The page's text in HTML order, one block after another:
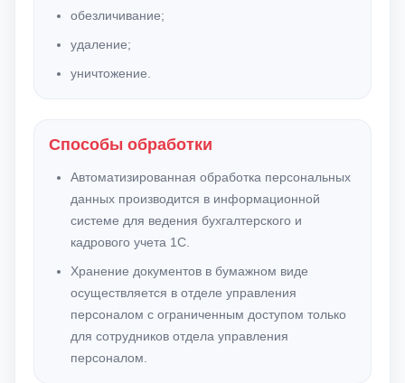
обезличивание;
удаление;
уничтожение.
Способы обработки
Автоматизированная обработка персональных
данных производится в информационной
системе для ведения бухгалтерского и
кадрового учета 1С.
Хранение документов в бумажном виде
осуществляется в отделе управления
персоналом с ограниченным доступом только
для сотрудников отдела управления
персоналом.